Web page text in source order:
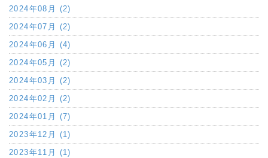
2024年08月 (2)
2024年07月 (2)
2024年06月 (4)
2024年05月 (2)
2024年03月 (2)
2024年02月 (2)
2024年01月 (7)
2023年12月 (1)
2023年11月 (1)